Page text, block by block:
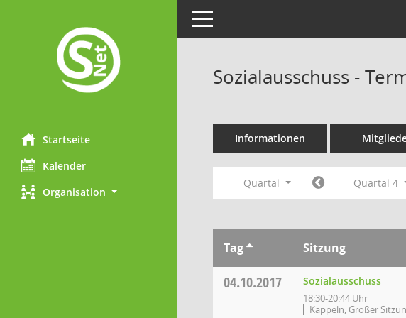
Startseite
Kalender
Organisation
Toggle navigation
Sozialausschuss -
Informationen
Quartal Quartal 4
Tag Sitzung
04.10.2017 Sozialausschuss
18:30-20:44 Uhr
Kappeln, Großer